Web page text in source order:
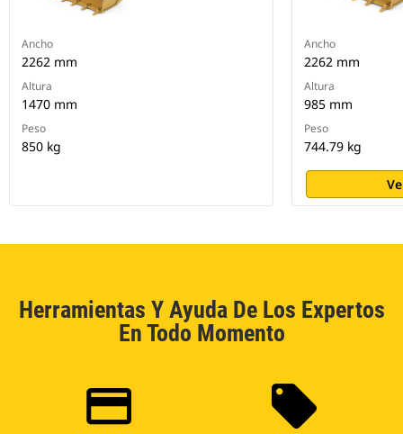
Ancho
2262 mm
Altura
1470 mm
Peso
850 kg
Ancho
2262 mm
Altura
985 mm
Peso
744.79 kg
Herramientas Y Ayuda De Los Expertos
En Todo Momento